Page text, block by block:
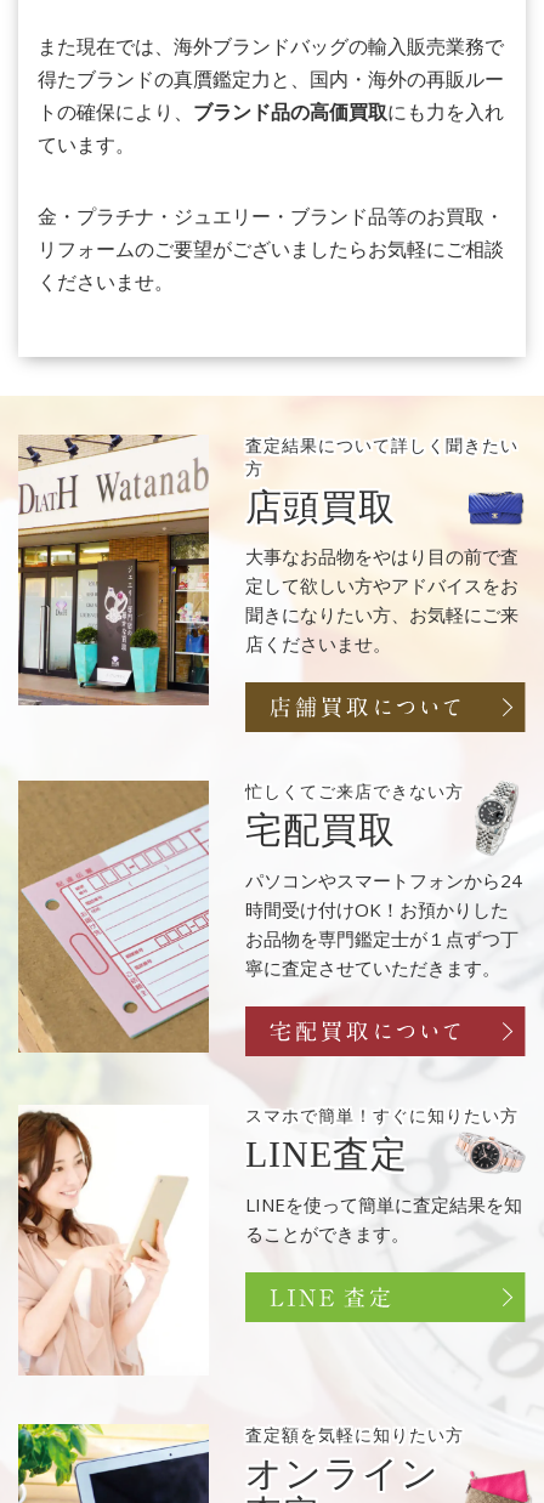
また現在では、海外ブランドバッグの輸入販売業務で
得たブランドの真贋鑑定力と、国内・海外の再販ルー
トの確保により、 ブランド品の高価買取にも力を入れ
ています。
金・プラチナ・ジュエリー・ブランド品等のお買取・
リフォームのご要望がございましたらお気軽にご相談
くださいませ。
査定結果について詳しく聞きたい
方
店頭買取
大事なお品物をやはり目の前で査
定して欲しい方やアドバイスをお
聞きになりたい方、お気軽にご来
店くださいませ。
忙しくてご来店できない方
宅配買取
パソコンやスマートフォンから24
時間受け付けOK！お預かりした
お品物を専門鑑定士が１点ずつ丁
寧に査定させていただきます。
スマホで簡単！ すぐに知りたい方
LINE査定
LINEを使って簡単に査定結果を知
ることができます。
査定額を気軽に知りたい方
オンライン